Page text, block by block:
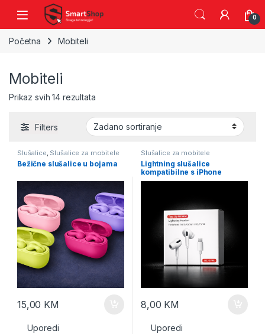
Skip to navigation
Skip to content
0
Početna Mobiteli
Mobiteli
Prikaz svih 14 rezultata
Filters
Slušalice, Slušalice za mobitele
Bežične slušalice u bojama
15,00 KM
Uporedi
Slušalice za mobitele
Lightning slušalice
kompatibilne s iPhone
uređajima
8,00 KM
Uporedi